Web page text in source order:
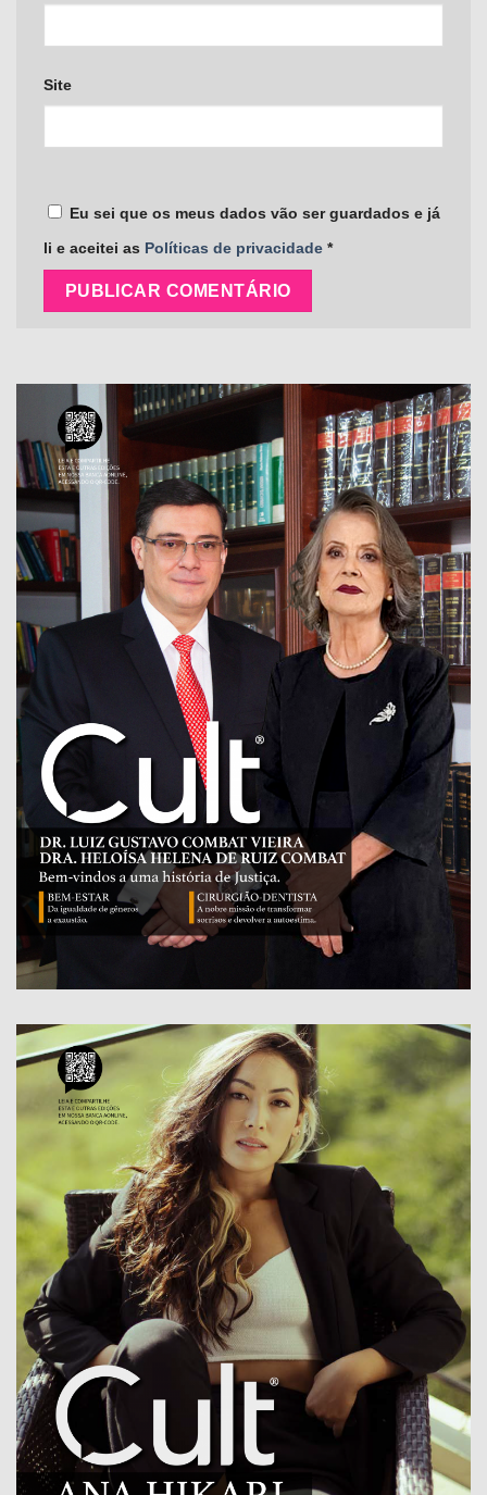
Site
Eu sei que os meus dados vão ser guardados e já
li e aceitei as Políticas de privacidade *